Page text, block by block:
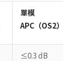
單模
APC（OS2）
≤0.3 dB